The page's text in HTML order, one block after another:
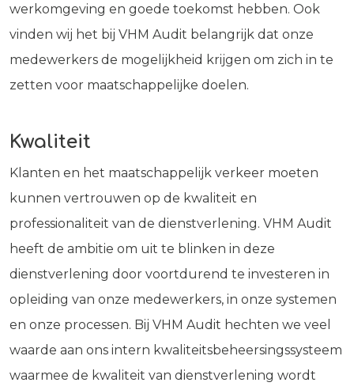
werkomgeving en goede toekomst hebben. Ook
vinden wij het bij VHM Audit belangrijk dat onze
medewerkers de mogelijkheid krijgen om zich in te
zetten voor maatschappelijke doelen.
Kwaliteit​​
Klanten en het maatschappelijk verkeer moeten
kunnen vertrouwen op de kwaliteit en
professionaliteit van de dienstverlening. VHM Audit
heeft de ambitie om uit te blinken in deze
dienstverlening door voortdurend te investeren in
opleiding van onze medewerkers, in onze systemen
en onze processen. Bij VHM Audit hechten we veel
waarde aan ons intern kwaliteitsbeheersingssysteem
waarmee de kwaliteit van dienstverlening wordt